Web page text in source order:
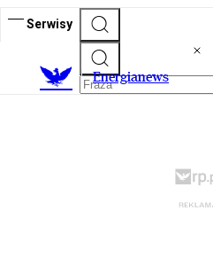
Serwisy
Energianews